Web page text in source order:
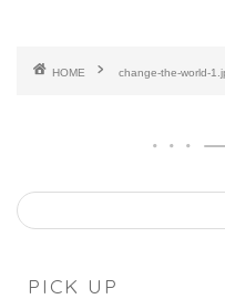
HOME change-the-world-
PICK UP